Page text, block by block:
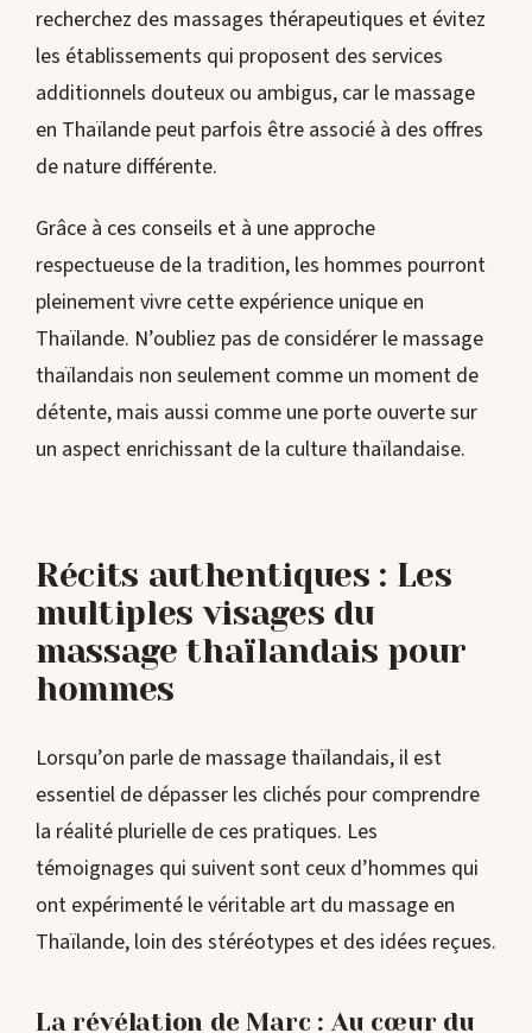
recherchez des massages thérapeutiques et évitez
les établissements qui proposent des services
additionnels douteux ou ambigus, car le massage
en Thaïlande peut parfois être associé à des offres
de nature différente.
Grâce à ces conseils et à une approche
respectueuse de la tradition, les hommes pourront
pleinement vivre cette expérience unique en
Thaïlande. N’oubliez pas de considérer le massage
thaïlandais non seulement comme un moment de
détente, mais aussi comme une porte ouverte sur
un aspect enrichissant de la culture thaïlandaise.
Récits authentiques : Les
multiples visages du
massage thaïlandais pour
hommes
Lorsqu’on parle de massage thaïlandais, il est
essentiel de dépasser les clichés pour comprendre
la réalité plurielle de ces pratiques. Les
témoignages qui suivent sont ceux d’hommes qui
ont expérimenté le véritable art du massage en
Thaïlande, loin des stéréotypes et des idées reçues.
La révélation de Marc : Au cœur du